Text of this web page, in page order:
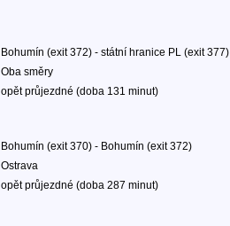
Bohumín (exit 372) - státní hranice PL (exit 377)
Oba směry
opět průjezdné (doba 131 minut)
Bohumín (exit 370) - Bohumín (exit 372)
Ostrava
opět průjezdné (doba 287 minut)